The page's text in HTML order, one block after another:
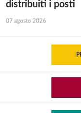
distribuiti i posti
07 agosto 2026